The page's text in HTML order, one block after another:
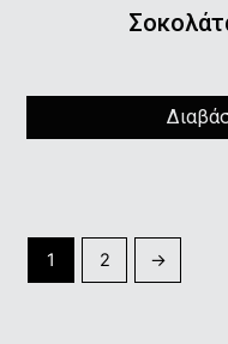
1 2 →